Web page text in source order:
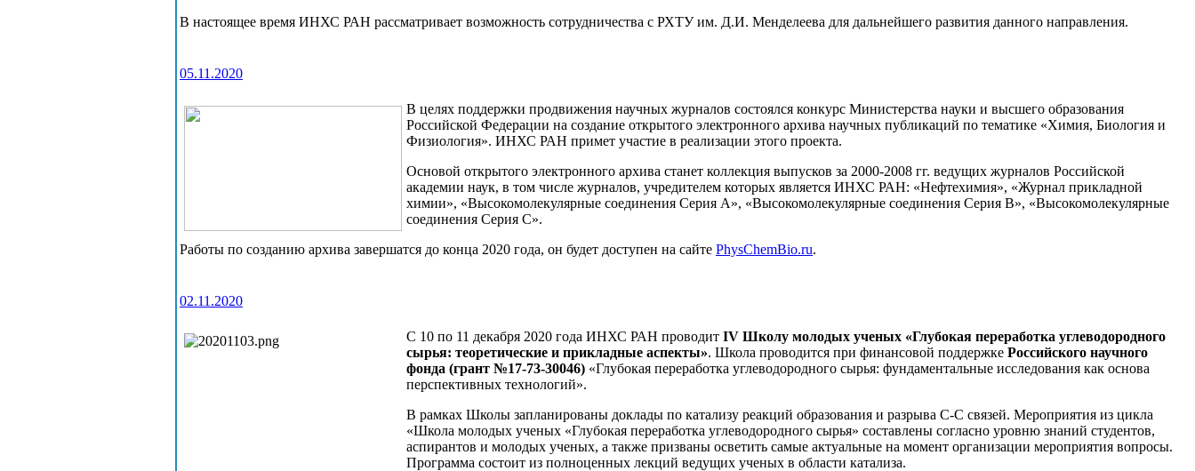
В настоящее время ИНХС РАН рассматривает возможность сотрудничества с РХТУ им. Д.И. Менделеева для дальнейшего развития данного направления.
05.11.2020
В целях поддержки продвижения научных журналов состоялся конкурс Министерства науки и высшего образования
Российской Федерации на создание открытого электронного архива научных публикаций по тематике «Химия, Биология и
Физиология». ИНХС РАН примет участие в реализации этого проекта.
Основой открытого электронного архива станет коллекция выпусков за 2000-2008 гг. ведущих журналов Российской
академии наук, в том числе журналов, учредителем которых является ИНХС РАН: «Нефтехимия», «Журнал прикладной
химии», «Высокомолекулярные соединения Серия А», «Высокомолекулярные соединения Серия B», «Высокомолекулярные
соединения Серия C».
Работы по созданию архива завершатся до конца 2020 года, он будет доступен на сайте PhysChemBio.ru.
02.11.2020
С 10 по 11 декабря 2020 года ИНХС РАН проводит IV Школу молодых ученых «Глубокая переработка углеводородного
сырья: теоретические и прикладные аспекты». Школа проводится при финансовой поддержке Российского научного
фонда (грант №17-73-30046) «Глубокая переработка углеводородного сырья: фундаментальные исследования как основа
перспективных технологий».
В рамках Школы запланированы доклады по катализу реакций образования и разрыва С-С связей. Мероприятия из цикла
«Школа молодых ученых «Глубокая переработка углеводородного сырья» составлены согласно уровню знаний студентов,
аспирантов и молодых ученых, а также призваны осветить самые актуальные на момент организации мероприятия вопросы.
Программа состоит из полноценных лекций ведущих ученых в области катализа.